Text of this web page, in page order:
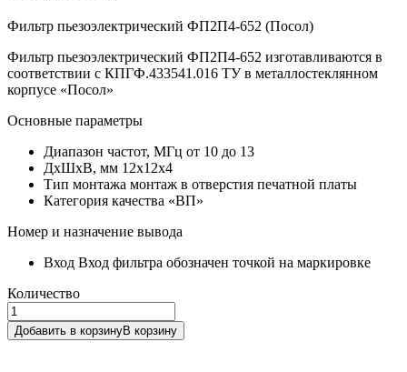
Фильтр пьезоэлектрический ФП2П4-652 (Посол)
Фильтр пьезоэлектрический ФП2П4-652 изготавливаются в
соответствии с КПГФ.433541.016 ТУ в металлостеклянном
корпусе «Посол»
Основные параметры
Диапазон частот, МГц от 10 до 13
ДхШхВ, мм 12х12х4
Тип монтажа монтаж в отверстия печатной платы
Категория качества «ВП»
Номер и назначение вывода
Вход Вход фильтра обозначен точкой на маркировке
Количество
Добавить в корзинуВ корзину